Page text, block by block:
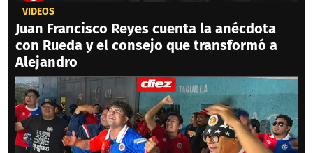
VIDEOS
Juan Francisco Reyes cuenta la anécdota
con Rueda y el consejo que transformó a
Alejandro